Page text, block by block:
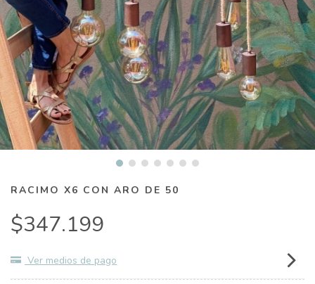
RACIMO X6 CON ARO DE 50
$347.199
Ver medios de pago